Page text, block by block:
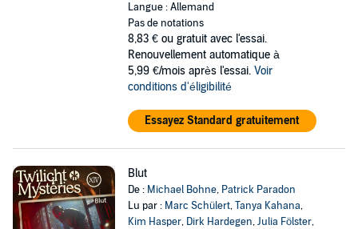
Langue : Allemand
Pas de notations
8,83 € ou gratuit avec l'essai.
Renouvellement automatique à
5,99 €/mois après l'essai. Voir
conditions d'éligibilité
Essayez Standard gratuitement
Blut
De : Michael Bohne, Patrick Paradon
Lu par : Marc Schülert,Tanya Kahana,
Kim Hasper, Dirk Hardegen,Julia Fölster,